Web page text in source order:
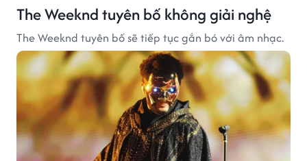
The Weeknd tuyên bố không giải nghệ
The Weeknd tuyên bố sẽ tiếp tục gắn bó với âm nhạc.